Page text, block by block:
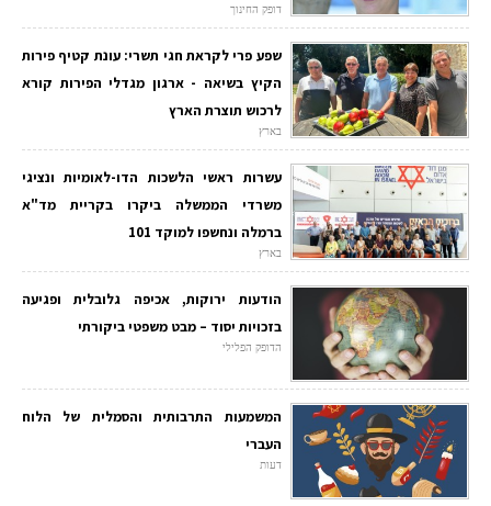
דופק החינוך
שפע פרי לקראת חגי תשרי: עונת קטיף פירות
הקיץ בשיאה - ארגון מגדלי הפירות קורא
לרכוש תוצרת הארץ
בארץ
עשרות ראשי הלשכות הדו-לאומיות ונציגי
משרדי הממשלה ביקרו בקריית מד"א
ברמלה ונחשפו למוקד 101
בארץ
הודעות ירוקות, אכיפה גלובלית ופגיעה
בזכויות יסוד – מבט משפטי ביקורתי
הדופק הפלילי
המשמעות התרבותית והסמלית של הלוח
העברי
דעות